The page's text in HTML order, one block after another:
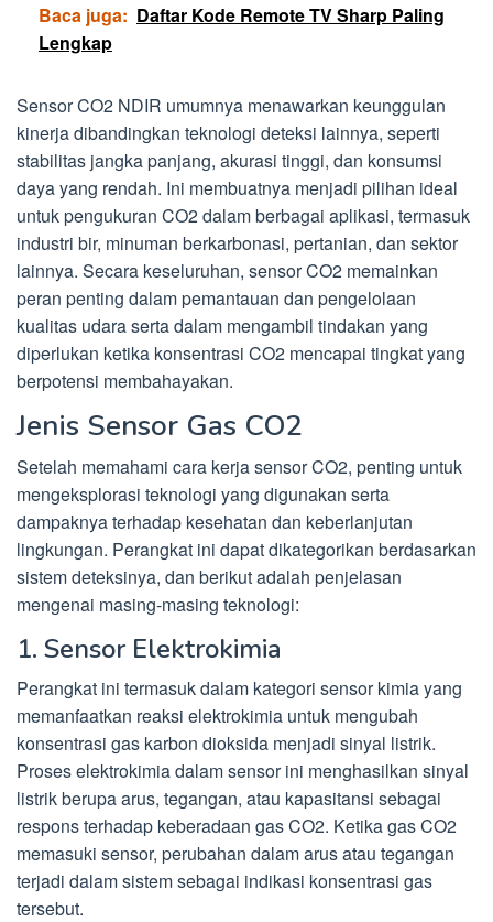
Baca juga: Daftar Kode Remote TV Sharp Paling
Lengkap
Sensor CO2 NDIR umumnya menawarkan keunggulan
kinerja dibandingkan teknologi deteksi lainnya, seperti
stabilitas jangka panjang, akurasi tinggi, dan konsumsi
daya yang rendah. Ini membuatnya menjadi pilihan ideal
untuk pengukuran CO2 dalam berbagai aplikasi, termasuk
industri bir, minuman berkarbonasi, pertanian, dan sektor
lainnya. Secara keseluruhan, sensor CO2 memainkan
peran penting dalam pemantauan dan pengelolaan
kualitas udara serta dalam mengambil tindakan yang
diperlukan ketika konsentrasi CO2 mencapai tingkat yang
berpotensi membahayakan.
Jenis Sensor Gas CO2
Setelah memahami cara kerja sensor CO2, penting untuk
mengeksplorasi teknologi yang digunakan serta
dampaknya terhadap kesehatan dan keberlanjutan
lingkungan. Perangkat ini dapat dikategorikan berdasarkan
sistem deteksinya, dan berikut adalah penjelasan
mengenai masing-masing teknologi:
1. Sensor Elektrokimia
Perangkat ini termasuk dalam kategori sensor kimia yang
memanfaatkan reaksi elektrokimia untuk mengubah
konsentrasi gas karbon dioksida menjadi sinyal listrik.
Proses elektrokimia dalam sensor ini menghasilkan sinyal
listrik berupa arus, tegangan, atau kapasitansi sebagai
respons terhadap keberadaan gas CO2. Ketika gas CO2
memasuki sensor, perubahan dalam arus atau tegangan
terjadi dalam sistem sebagai indikasi konsentrasi gas
tersebut.